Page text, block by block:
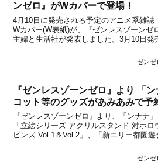
ンゼロ』がWカバーで登場！
4月10日に発売される予定のアニメ系雑誌
Wカバー(W表紙)が、『ゼンレスゾーンゼ
主婦と生活社が発表しました。3月10日発
は『崩壊：スターレイル』がWカバーで
ゼンゼ
『ゼンレスゾーンゼロ』より 「
コット等のグッズがあみあみで予
『ゼンレスゾーンゼロ』より、「ンナナ
「立絵シリーズ アクリルスタンド 対ホ
ピンズ Vol.1＆Vol.2」、「新エリー都園
グッズの予約受付が2025年3月24日から
した。新たに予約が始まったグッズ...ゼンゼ